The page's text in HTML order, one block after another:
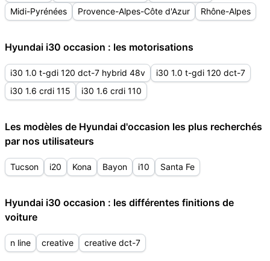
Midi-Pyrénées
Provence-Alpes-Côte d'Azur Rhône-Alpes
Hyundai i30 occasion : les motorisations
i30 1.0 t-gdi 120 dct-7 hybrid 48v
i30 1.0 t-gdi 120 dct-7
i30 1.6 crdi 115
i30 1.6 crdi 110
Les modèles de Hyundai d'occasion les plus recherchés
par nos utilisateurs
Tucson i20 Kona Bayon i10 Santa Fe
Hyundai i30 occasion : les différentes finitions de
voiture
n line creative creative dct-7